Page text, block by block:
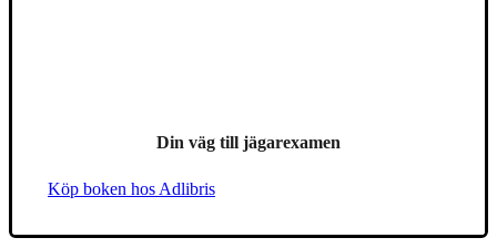
Din väg till jägarexamen
Köp boken hos Adlibris